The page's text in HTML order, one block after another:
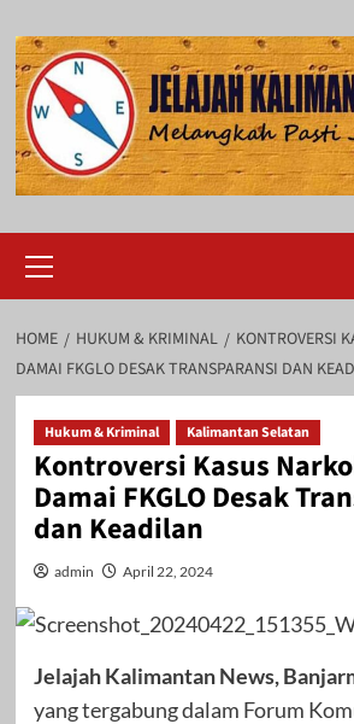
to
content
Menu
HOME HUKUM & KRIMINAL
KONTROVERSI
DAMAI FKGLO DESAK TRANSPARANSI DAN
Hukum & Kriminal Kalimantan Selatan
Kontroversi Kasus
Damai FKGLO Desak
dan Keadilan
admin April 22, 2024
Jelajah Kalimantan News,
yang tergabung dalam Forum